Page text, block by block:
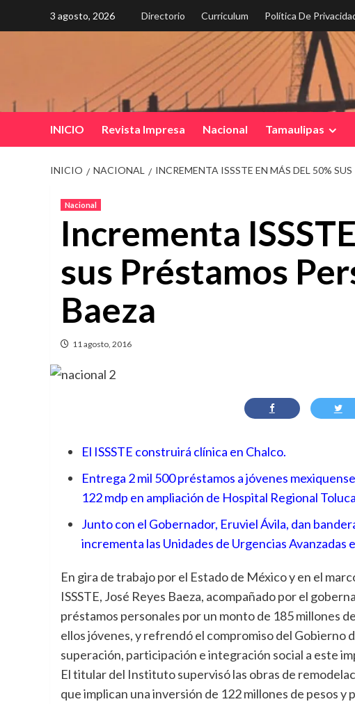
3 agosto, 2026 Directorio Curriculum Política De
INICIO Revista Impresa Nacional Tamaulipas
INICIO NACIONAL INCREMENTA ISSSTE EN MÁS DEL 50%
Nacional
Incrementa
sus Préstamos
Baeza
11 agosto, 2016
El ISSSTE construirá clínica en Chalco.
Entrega 2 mil 500 préstamos a jóvenes
122 mdp en ampliación de Hospital Regional
Junto con el Gobernador, Eruviel Ávila, dan
incrementa las Unidades de Urgencias Avanzadas
En gira de trabajo por el Estado de México y en el
ISSSTE, José Reyes Baeza, acompañado por el
préstamos personales por un monto de 185 millones
ellos jóvenes, y refrendó el compromiso del Gobierno
superación, participación e integración social a este
El titular del Instituto supervisó las obras de
que implican una inversión de 122 millones de pesos